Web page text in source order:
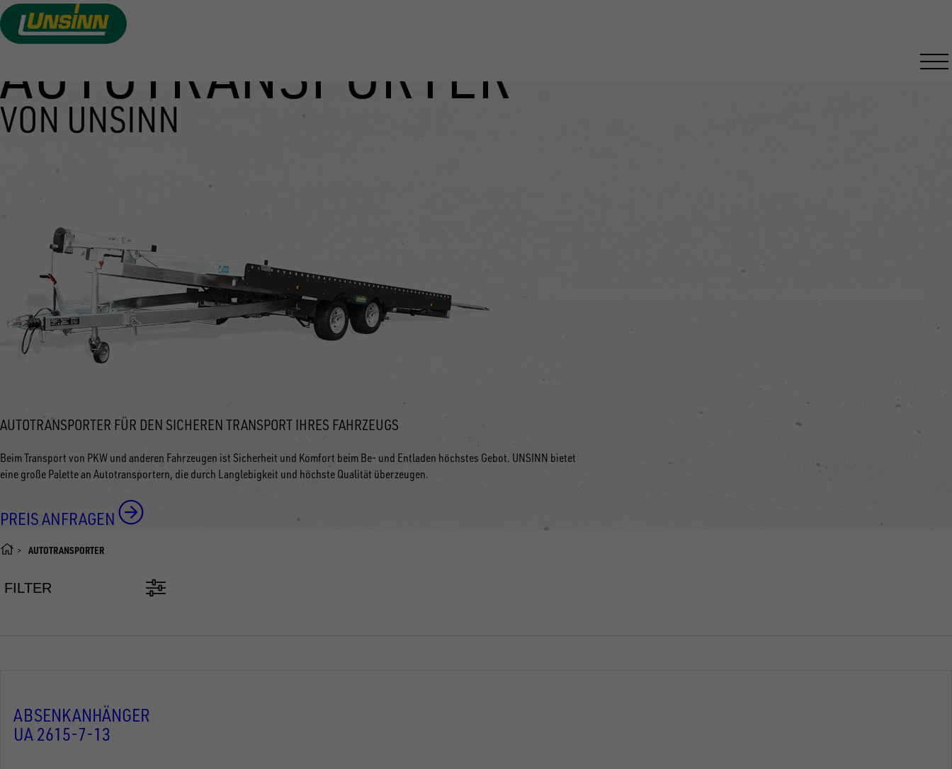
Inhalt
AUTOTRANSPORTER
VON UNSINN
AUTOTRANSPORTER FÜR DEN SICHEREN TRANSPORT IHRES FAHRZEUGS
Beim Transport von PKW und anderen Fahrzeugen ist Sicherheit und Komfort beim Be- und Entladen höchstes Gebot. UNSINN bietet
eine große Palette an Autotransportern, die durch Langlebigkeit und höchste Qualität überzeugen.
PREIS ANFRAGEN
AUTOTRANSPORTER
FILTER
ABSENKANHÄNGER
UA 2615-7-13